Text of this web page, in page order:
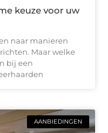
keuze voor uw
naar manieren
Maar welke
bij een
AANBIEDINGEN